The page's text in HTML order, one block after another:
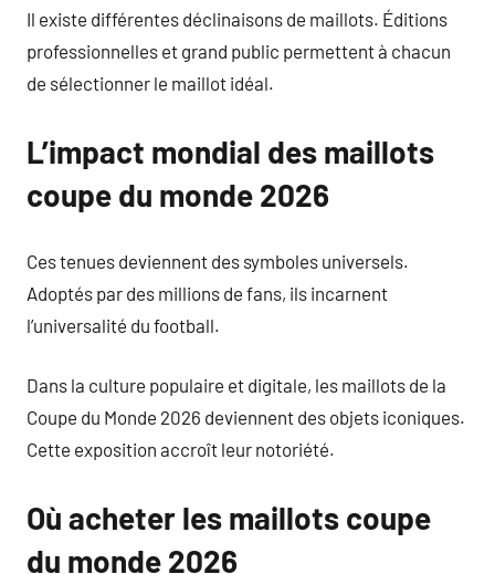
Il existe différentes déclinaisons de maillots. Éditions
professionnelles et grand public permettent à chacun
de sélectionner le maillot idéal.
L’impact mondial des maillots
coupe du monde 2026
Ces tenues deviennent des symboles universels.
Adoptés par des millions de fans, ils incarnent
l’universalité du football.
Dans la culture populaire et digitale, les maillots de la
Coupe du Monde 2026 deviennent des objets iconiques.
Cette exposition accroît leur notoriété.
Où acheter les maillots coupe
du monde 2026